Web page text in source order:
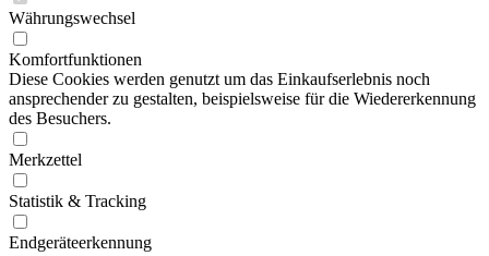
Währungswechsel
Komfortfunktionen
Diese Cookies werden genutzt um das Einkaufserlebnis noch
ansprechender zu gestalten, beispielsweise für die Wiedererkennung
des Besuchers.
Merkzettel
Statistik & Tracking
Endgeräteerkennung